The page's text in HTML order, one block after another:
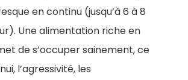
en continu (jusqu’à 6 à 8
Une alimentation riche en
de s’occuper sainement, ce
l’agressivité, les